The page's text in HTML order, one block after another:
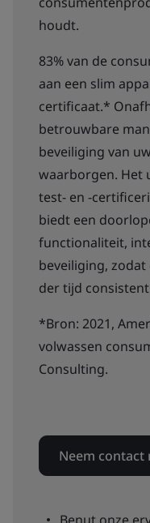
houdt.
83% van de
aan een slim
certificaat.*
betrouwbare
beveiliging van
waarborgen. Het
test- en -
biedt een
functionaliteit,
beveiliging,
der tijd
*Bron: 2021,
volwassen
Consulting.
Neem contact